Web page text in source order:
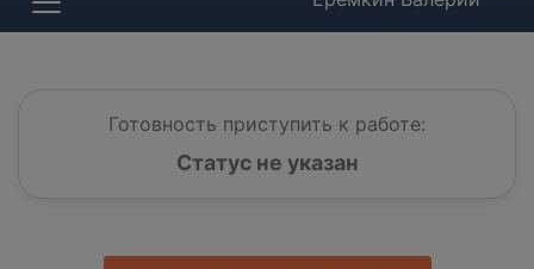
Готовность приступить к работе:
Статус не указан